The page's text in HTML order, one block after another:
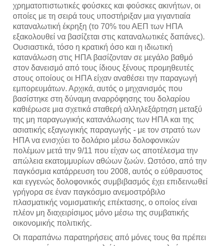
χρηματοπιστωτικές φούσκες και φούσκες ακινήτων, οι
οποίες με τη σειρά τους υποστήριξαν μια γιγαντιαία
καταναλωτική έκρηξη (το 70% του ΑΕΠ των ΗΠΑ
εξακολουθεί να βασίζεται στις καταναλωτικές δαπάνες).
Ουσιαστικά, τόσο η κρατική όσο και η ιδιωτική
κατανάλωση στις ΗΠΑ βασίζονταν σε μεγάλο βαθμό
στον δανεισμό από τους ίδιους ξένους προμηθευτές
στους οποίους οι ΗΠΑ είχαν αναθέσει την παραγωγή
εμπορευμάτων. Αρχικά, αυτός ο μηχανισμός που
βασίστηκε στη δύναμη αναρρόφησης του δολαρίου
καθιέρωσε μια σχετικά σταθερή αλληλεξάρτηση μεταξύ
της μη παραγωγικής κατανάλωσης των ΗΠΑ και της
ασιατικής εξαγωγικής παραγωγής - με τον στρατό των
ΗΠΑ να ενισχύει το δολάριο μέσω δολοφονικών
πολέμων μετά την 9/11 που είχαν ως αποτέλεσμα την
απώλεια εκατομμυρίων αθώων ζωών. Ωστόσο, από την
παγκόσμια κατάρρευση του 2008, αυτός ο εύθραυστος
και εγγενώς δολοφονικός συμβιβασμός έχει επιδεινωθεί
γρήγορα σε έναν παγκόσμιο ανεμοστρόβιλο
πλασματικής νομισματικής επέκτασης, ο οποίος είναι
πλέον μη διαχειρίσιμος μόνο μέσω της συμβατικής
οικονομικής πολιτικής.
Οι παραπάνω παρατηρήσεις από μόνες τους θα πρέπει